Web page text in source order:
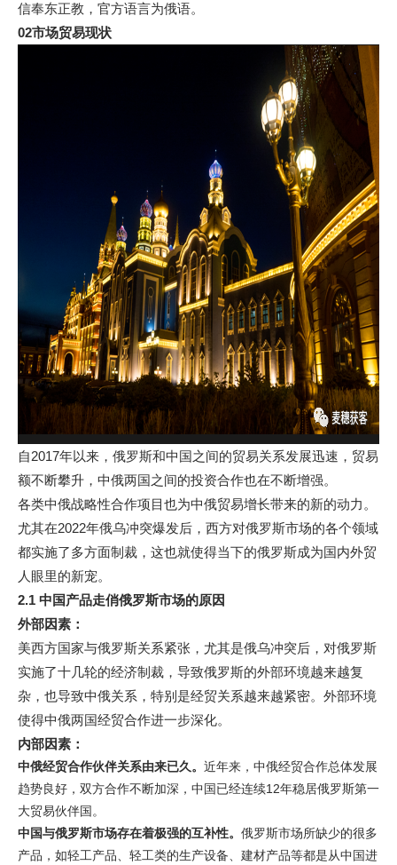
信奉东正教，官方语言为俄语。
02市场贸易现状
自2017年以来，俄罗斯和中国之间的贸易关系发展迅速，贸易
额不断攀升，中俄两国之间的投资合作也在不断增强。
各类中俄战略性合作项目也为中俄贸易增长带来的新的动力。
尤其在2022年俄乌冲突爆发后，西方对俄罗斯市场的各个领域
都实施了多方面制裁，这也就使得当下的俄罗斯成为国内外贸
人眼里的新宠。
2.1 中国产品走俏俄罗斯市场的原因
外部因素：
美西方国家与俄罗斯关系紧张，尤其是俄乌冲突后，对俄罗斯
实施了十几轮的经济制裁，导致俄罗斯的外部环境越来越复
杂，也导致中俄关系，特别是经贸关系越来越紧密。外部环境
使得中俄两国经贸合作进一步深化。
内部因素：
中俄经贸合作伙伴关系由来已久。 近年来，中俄经贸合作总体发展
趋势良好，双方合作不断加深，中国已经连续12年稳居俄罗斯第一
大贸易伙伴国。
中国与俄罗斯市场存在着极强的互补性。 俄罗斯市场所缺少的很多
产品，如轻工产品、轻工类的生产设备、建材产品等都是从中国进